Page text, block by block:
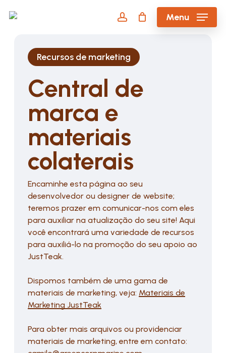
account Menu
Recursos de marketing
Central de
marca e
materiais
colaterais
Encaminhe esta página ao seu
desenvolvedor ou designer de website;
teremos prazer em comunicar-nos com eles
para auxiliar na atualização do seu site! Aqui
você encontrará uma variedade de recursos
para auxiliá-lo na promoção do seu apoio ao
JustTeak.
Dispomos também de uma gama de
materiais de marketing, veja: Materiais de
Marketing JustTeak
Para obter mais arquivos ou providenciar
materiais de marketing, entre em contato: